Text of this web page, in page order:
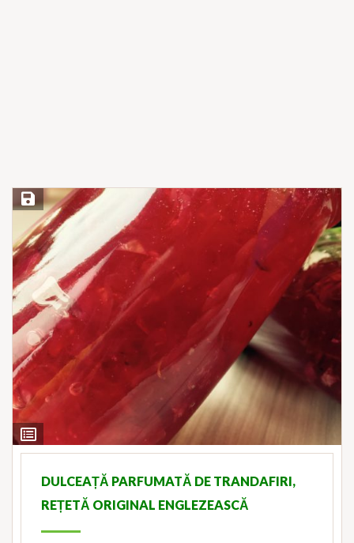
View
Ingredients
Save Recipe
DULCEAȚĂ PARFUMATĂ DE TRANDAFIRI,
REȚETĂ ORIGINAL ENGLEZEASCĂ